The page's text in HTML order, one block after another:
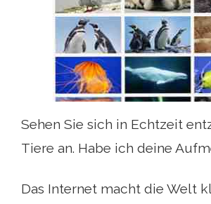
Sehen Sie sich in Echtzeit
Tiere an. Habe ich deine
Das Internet macht die Welt